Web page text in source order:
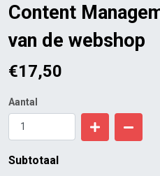
Content
van de webshop
€17,50
Aantal
Subtotaal